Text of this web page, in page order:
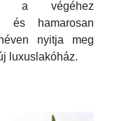
a végéhez
és hamarosan
nyitja meg
luxuslakóház.